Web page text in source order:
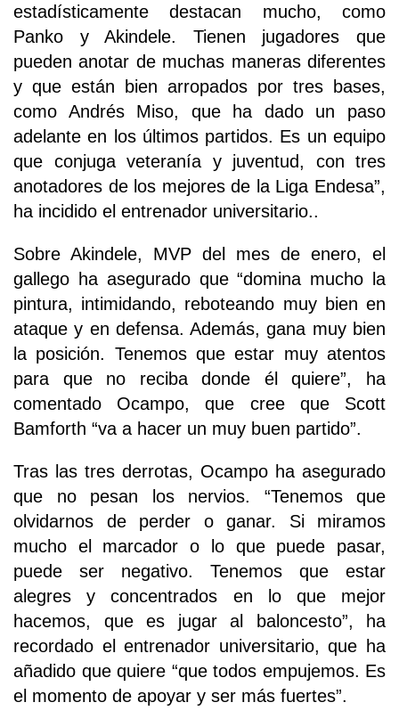
estadísticamente destacan mucho, como
Panko y Akindele. Tienen jugadores que
pueden anotar de muchas maneras diferentes
y que están bien arropados por tres bases,
como Andrés Miso, que ha dado un paso
adelante en los últimos partidos. Es un equipo
que conjuga veteranía y juventud, con tres
anotadores de los mejores de la Liga Endesa”,
ha incidido el entrenador universitario..
Sobre Akindele, MVP del mes de enero, el
gallego ha asegurado que “domina mucho la
pintura, intimidando, reboteando muy bien en
ataque y en defensa. Además, gana muy bien
la posición. Tenemos que estar muy atentos
para que no reciba donde él quiere”, ha
comentado Ocampo, que cree que Scott
Bamforth “va a hacer un muy buen partido”.
Tras las tres derrotas, Ocampo ha asegurado
que no pesan los nervios. “Tenemos que
olvidarnos de perder o ganar. Si miramos
mucho el marcador o lo que puede pasar,
puede ser negativo. Tenemos que estar
alegres y concentrados en lo que mejor
hacemos, que es jugar al baloncesto”, ha
recordado el entrenador universitario, que ha
añadido que quiere “que todos empujemos. Es
el momento de apoyar y ser más fuertes”.